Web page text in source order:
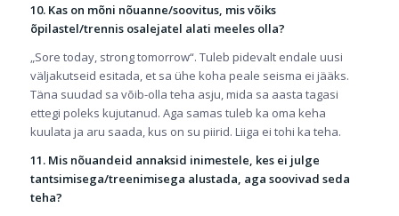
10. Kas on mõni nõuanne/soovitus, mis võiks
õpilastel/trennis osalejatel alati meeles olla?
„Sore today, strong tomorrow“. Tuleb pidevalt endale uusi
väljakutseid esitada, et sa ühe koha peale seisma ei jääks.
Täna suudad sa võib-olla teha asju, mida sa aasta tagasi
ettegi poleks kujutanud. Aga samas tuleb ka oma keha
kuulata ja aru saada, kus on su piirid. Liiga ei tohi ka teha.
11. Mis nõuandeid annaksid inimestele, kes ei julge
tantsimisega/treenimisega alustada, aga soovivad seda
teha?